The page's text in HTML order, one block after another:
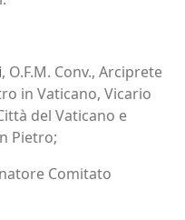
, O.F.M. Conv., Arciprete
in Vaticano, Vicario
del Vaticano e
Pietro;
Comitato